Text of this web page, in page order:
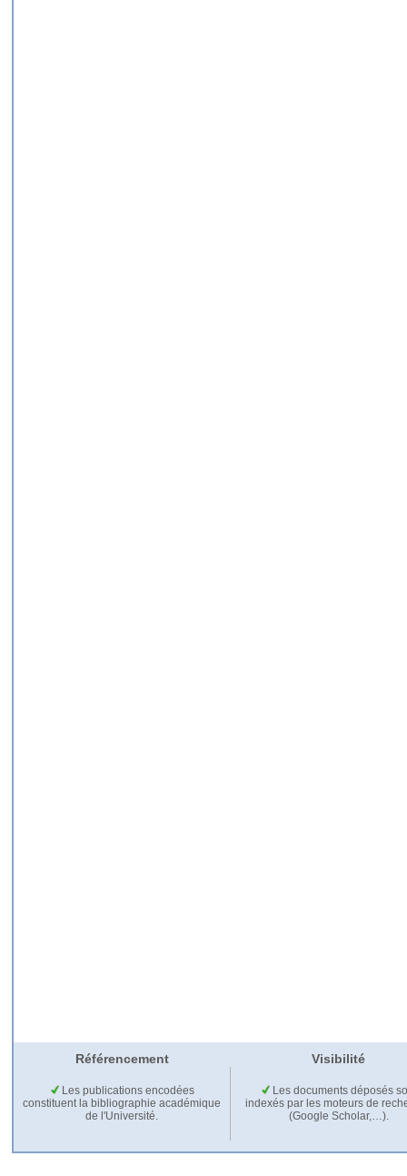
Référencement Visibilité
Les publications encodées
constituent la bibliographie académique
de l'Université.
Les documents déposés
indexés par les moteurs de
(Google Scholar,…).